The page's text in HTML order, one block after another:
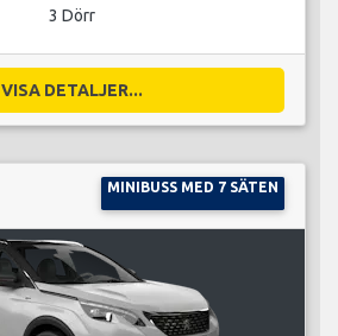
3 Dörr
VISA DETALJER...
MINIBUSS MED 7 SÄTEN